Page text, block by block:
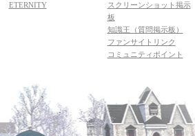
ETERNITY
スクリーンショット掲示
板
知識王（質問掲示板）
ファンサイトリンク
コミュニティポイント